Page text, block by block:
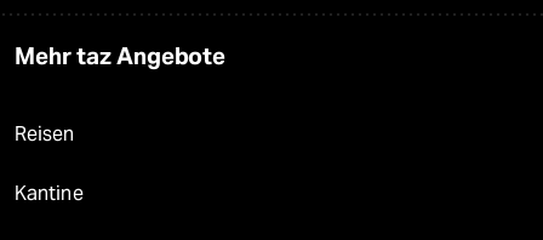
Mehr taz Angebote
Reisen
Kantine